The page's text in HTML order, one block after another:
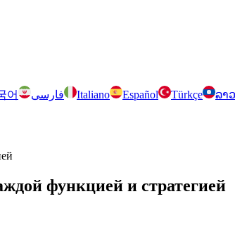
어 فارسی Italiano Español Türkçe ລາວ
функцией и стратегией